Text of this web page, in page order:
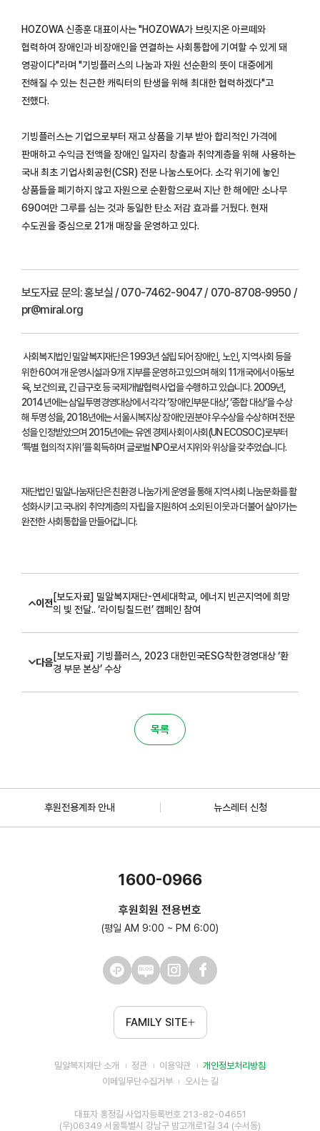
HOZOWA 신종훈 대표이사는 "HOZOWA가 브릿지온 아르떼와
협력하여 장애인과 비장애인을 연결하는 사회통합에 기여할 수 있게 돼
영광이다"라며 "기빙플러스의 나눔과 자원 선순환의 뜻이 대중에게
전해질 수 있는 친근한 캐릭터의 탄생을 위해 최대한 협력하겠다"고
전했다.
기빙플러스는 기업으로부터 재고 상품을 기부 받아 합리적인 가격에
판매하고 수익금 전액을 장애인 일자리 창출과 취약계층을 위해 사용하는
국내 최초 기업사회공헌(CSR) 전문 나눔스토어다. 소각 위기에 놓인
상품들을 폐기하지 않고 자원으로 순환함으로써 지난 한 해에만 소나무
690여만 그루를 심는 것과 동일한 탄소 저감 효과를 거뒀다. 현재
수도권을 중심으로 21개 매장을 운영하고 있다.
보도자료 문의:홍보실 / 070-7462-9047 / 070-8708-9950 /
pr@miral.org
사회복지법인 밀알복지재단은 1993년 설립되어 장애인, 노인, 지역사회 등을
위한 60여 개 운영시설과 9개 지부를 운영하고 있으며 해외 11개국에서 아동보
육, 보건의료, 긴급구호 등 국제개발협력사업을 수행하고 있습니다. 2009년,
2014년에는 삼일투명경영대상에서 각각 ‘장애인부문 대상’, ‘종합 대상’을 수상
해 투명성을, 2018년에는 서울시복지상 장애인권분야 우수상을 수상하며 전문
성을 인정받았으며 2015년에는 유엔 경제사회이사회(UN ECOSOC)로부터
‘특별 협의적 지위’를 획득하며 글로벌 NPO로서 지위와 위상을 갖추었습니다.
재단법인 밀알나눔재단은 친환경 나눔가게 운영을 통해 지역사회 나눔문화를 활
성화시키고 국내외 취약계층의 자립을 지원하여 소외된 이웃과 더불어 살아가는
완전한 사회통합을 만들어갑니다.
이전
[보도자료] 밀알복지재단-연세대학교, 에너지 빈곤지역에 희망
의 빛 전달.. ‘라이팅칠드런’ 캠페인 참여
다음
[보도자료] 기빙플러스, 2023 대한민국ESG착한경영대상 ‘환
경 부문 본상’ 수상
목록
후원전용계좌 안내 뉴스레터 신청
1600-0966
후원회원 전용번호
(평일 AM 9:00 ~ PM 6:00)
FAMILY SITE
밀알복지재단 소개 정관 이용약관
개인정보처리방침
이메일무단수집거부
오시는 길
대표자 홍정길 사업자등록번호 213-82-04651
(우)06349 서울특별시 강남구 밤고개로1길 34 (수서동)